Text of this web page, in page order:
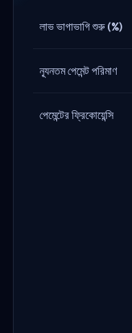
লাভ ভাগাভাগি শুরু (%)
ন্যূনতম পেমেন্ট পরিমাণ
পেমেন্টের ফ্রিকোয়েন্সি